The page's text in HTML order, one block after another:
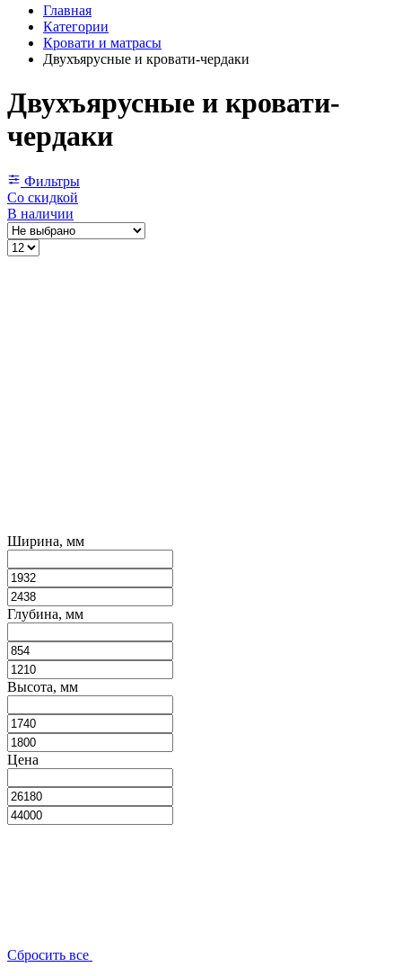
Главная
Категории
Кровати и матрасы
Двухъярусные и кровати-чердаки
Двухъярусные и кровати-
чердаки
Фильтры
Со скидкой
В наличии
Ширина, мм
Глубина, мм
Высота, мм
Цена
Сбросить все